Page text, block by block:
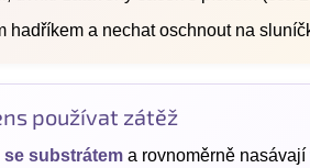
hadříkem a nechat oschnout na
používat zátěž
substrátem a rovnoměrně